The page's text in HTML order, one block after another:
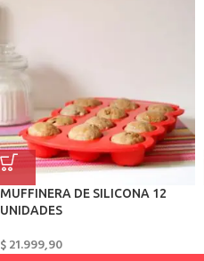
MUFFINERA DE SILICONA 12
UNIDADES
$21.999,90